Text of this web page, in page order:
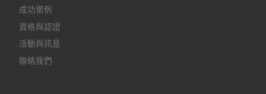
成功案例
資格與認證
活動與訊息
聯絡我們